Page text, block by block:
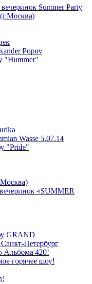
Summer Party
Popov
"Hummer"
Wasse 5.07.14
"Pride"
«SUMMER
GRAND
Петербург
Альбома 420!
горячее шоу!